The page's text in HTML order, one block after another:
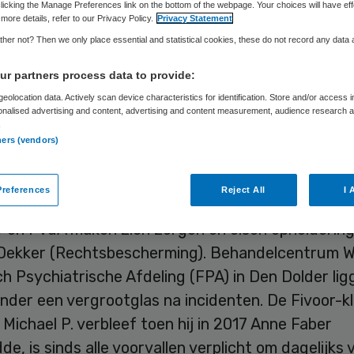
ggz-klinieken in Den Dolder zijn de
dertig patiënten niet of te laat teruggkeerd na
en Veiligheid.
en PvdA maken zich zorgen en eisen
(Rechtsbescherming). Behandelcentrum
Psychiatrische Afdeling (FPA) in Den Dolder
een vergrootglas na incidenten. De Fivoor-
P. verbleef toen hij in 2017 Anne Faber
is sinds alle voorvallen verplicht om dagelijks
the Manage Preferences link on the bottom of the webpage. Your choices will have
details, refer to our Privacy Policy.
Privacy Statement
not? Then we only place essential and statistical cookies, these do not record any data
partners process data to provide:
data. Actively scan device characteristics for identification. Store and/or access
advertising and content, advertising and content measurement, audience research
(vendors)
Reject All I